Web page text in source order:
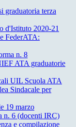
graduatoria terza
d'Istituto 2020-21
FederATA:
n. 8
ATA graduatorie
UIL Scuola ATA
Sindacale per
19 marzo
n. 6 (docenti IRC)
e compilazione